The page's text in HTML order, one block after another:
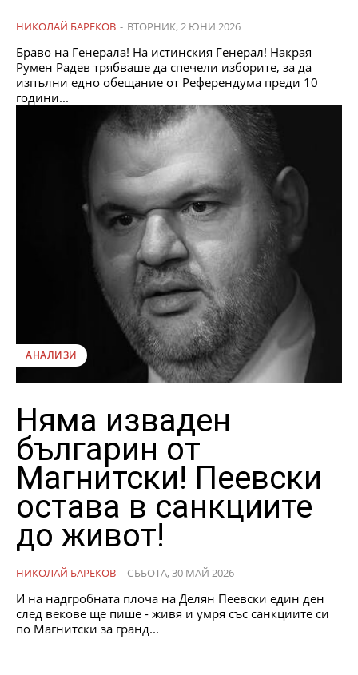
НИКОЛАЙ БАРЕКОВ - ВТОРНИК, 2 ЮНИ 2026
Браво на Генерала! На истинския Генерал! Накрая
Румен Радев трябваше да спечели изборите, за да
изпълни едно обещание от Референдума преди 10
години...
АНАЛИЗИ
Няма изваден
българин от
Магнитски! Пеевски
остава в санкциите
до живот!
НИКОЛАЙ БАРЕКОВ - СЪБОТА, 30 МАЙ 2026
И на надгробната плоча на Делян Пеевски един ден
след векове ще пише - живя и умря със санкциите си
по Магнитски за гранд...